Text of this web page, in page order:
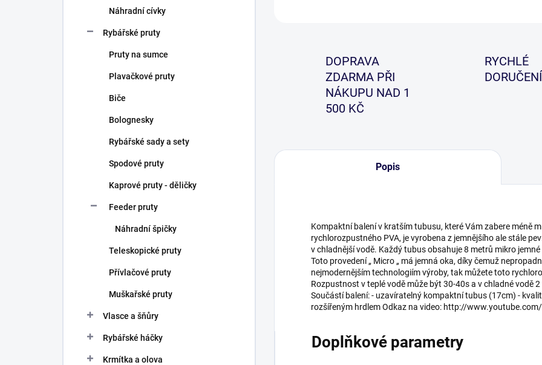
Náhradní cívky
Rybářské pruty
Pruty na sumce
Plavačkové pruty
Biče
Bolognesky
Rybářské sady a sety
Spodové pruty
Kaprové pruty - děličky
Feeder pruty
Náhradní špičky
Teleskopické pruty
Přívlačové pruty
Muškařské pruty
Vlasce a šňůry
Rybářské háčky
Krmítka a olova
DOPRAVA
ZDARMA PŘI
NÁKUPU NAD 1
500 KČ
RYCHLÉ
DORUČENÍ
Popis
Kompaktní balení v kratším tubusu, které Vám zabere méně
rychlorozpustného PVA, je vyrobena z jemnějšího ale stále
v chladnější vodě. Každý tubus obsahuje 8 metrů mikro
Toto provedení „ Micro „ má jemná oka, díky čemuž
nejmodernějším technologiím výroby, tak můžete toto
Rozpustnost v teplé vodě může být 30-40s a v chladné vodě
Součástí balení: - uzavíratelný kompaktní tubus (17cm) -
rozšířeným hrdlem Odkaz na video: http://
Doplňkové parametry